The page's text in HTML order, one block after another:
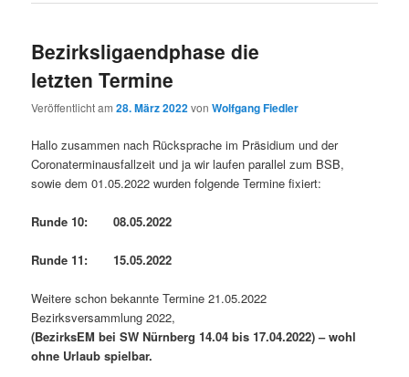
Bezirksligaendphase die
letzten Termine
Veröffentlicht am28. März 2022vonWolfgang Fiedler
Hallo zusammen nach Rücksprache im Präsidium und der
Coronaterminausfallzeit und ja wir laufen parallel zum BSB,
sowie dem 01.05.2022 wurden folgende Termine fixiert:
Runde 10: 08.05.2022
Runde 11: 15.05.2022
Weitere schon bekannte Termine 21.05.2022
Bezirksversammlung 2022,
(BezirksEM bei SW Nürnberg 14.04 bis 17.04.2022) – wohl
ohne Urlaub spielbar.